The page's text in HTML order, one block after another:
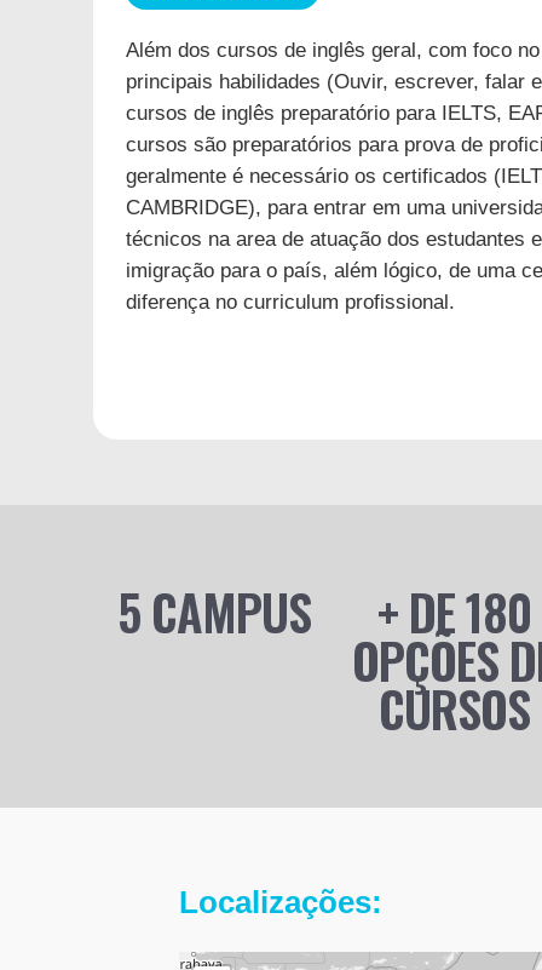
Além dos cursos de inglês geral, com foco
principais habilidades (Ouvir, escrever, falar
cursos de inglês preparatório para IELTS,
cursos são preparatórios para prova de
geralmente é necessário os certificados
CAMBRIDGE), para entrar em uma
técnicos na area de atuação dos estudantes
imigração para o país, além lógico, de uma
diferença no curriculum profissional.
5 CAMPUS + DE 180
OPÇÕES
CURSOS
Localizações: